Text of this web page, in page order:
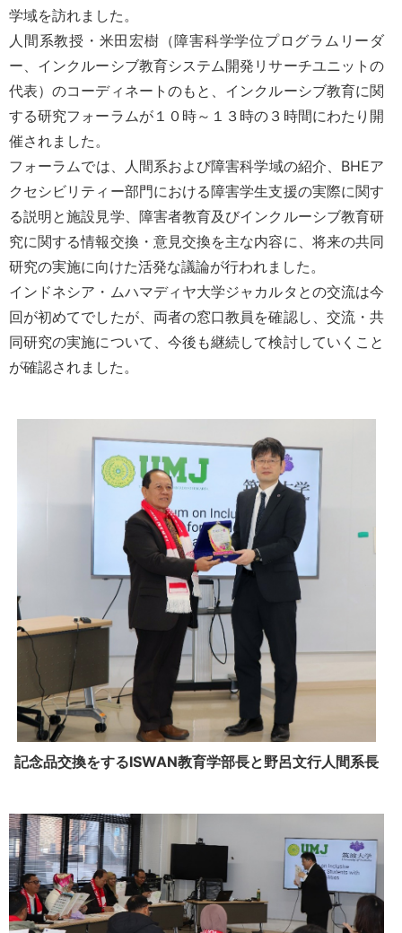
学域を訪れました。
人間系教授・米田宏樹（障害科学学位プログラムリーダ
ー、インクルーシブ教育システム開発リサーチユニットの
代表）のコーディネートのもと、インクルーシブ教育に関
する研究フォーラムが１０時～１３時の３時間にわたり開
催されました。
フォーラムでは、人間系および障害科学域の紹介、BHEア
クセシビリティー部門における障害学生支援の実際に関す
る説明と施設見学、障害者教育及びインクルーシブ教育研
究に関する情報交換・意見交換を主な内容に、将来の共同
研究の実施に向けた活発な議論が行われました。
インドネシア・ムハマディヤ大学ジャカルタとの交流は今
回が初めてでしたが、両者の窓口教員を確認し、交流・共
同研究の実施について、今後も継続して検討していくこと
が確認されました。
記念品交換をするISWAN教育学部長と野呂文行人間系長